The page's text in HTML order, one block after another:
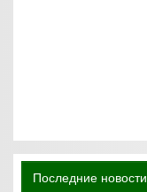
Последние новости